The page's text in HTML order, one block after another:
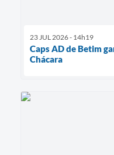
23 JUL 2026 - 14h19
Caps AD de Betim
Chácara